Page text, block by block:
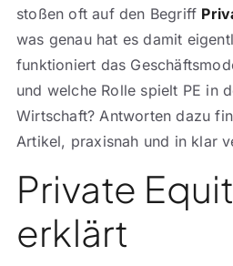
stoßen oft auf den Begriff
was genau hat es damit
funktioniert das
und welche Rolle spielt PE in
Wirtschaft? Antworten dazu
Artikel, praxisnah und in klar
Private
erklärt